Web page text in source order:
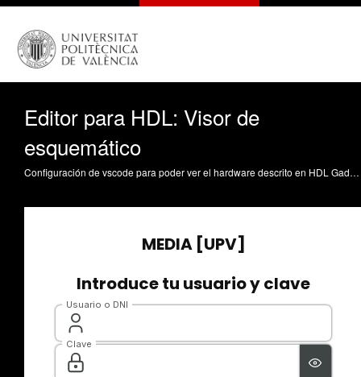
Editor para HDL: Visor de
esquemático
Configuración de vscode para poder ver el hardware descrito en HDL Gadea Gironés, R. (2024). Editor para HDL: Visor de esquemático. https://riunet.upv.es/handle/10251/204846 DER